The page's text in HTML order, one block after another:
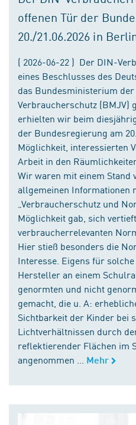
offenen Tür der
20./21.06.2026 in
( 2026-06-22 ) Der DIN-
eines Beschlusses des
das Bundesministerium
Verbraucherschutz (BMJV)
erhielten wir beim
der Bundesregierung am
Möglichkeit, interessierten
Arbeit in den
Wir waren mit einem Stand
allgemeinen Informationen
„Verbraucherschutz und
Möglichkeit gab, sich
verbraucherrelevanten
Hier stieß besonders die
Interesse. Eigens für
Hersteller an einem
genormten und nicht
gemacht, die u. A:
Sichtbarkeit der Kinder bei
Lichtverhältnissen durch
reflektierender Flächen im
angenommen ...
Mehr